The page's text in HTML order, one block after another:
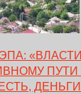
ПУТИ